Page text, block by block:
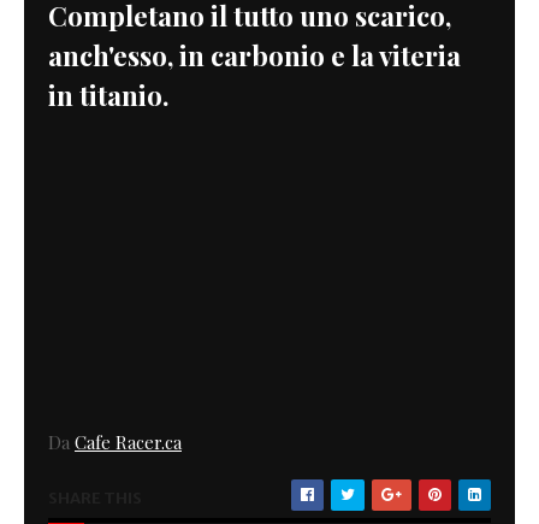
Completano il tutto uno scarico,
anch'esso, in carbonio e la viteria
in titanio.
Da Cafe Racer.ca